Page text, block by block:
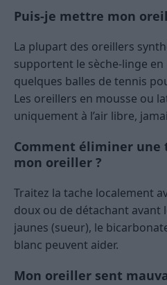
Puis-je mettre mon
La plupart des oreillers
supportent le sèche-linge
quelques balles de tennis
Les oreillers en mousse ou
uniquement à l’air libre,
Comment éliminer une
mon oreiller ?
Traitez la tache localement
doux ou de détachant avant
jaunes (sueur), le
blanc peuvent aider.
Mon oreiller sent